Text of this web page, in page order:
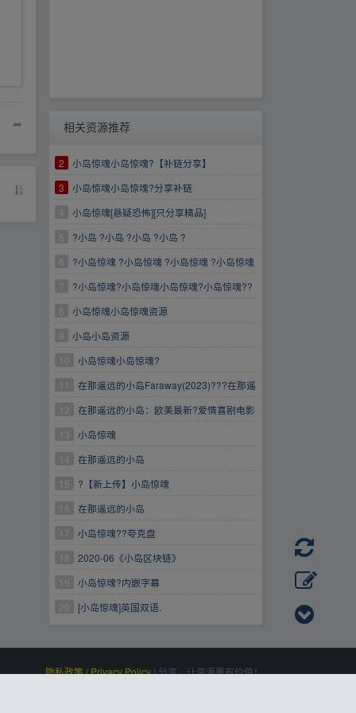
➦ 相关资源推荐
2
小岛惊魂小岛惊魂?【补链分享】
3
小岛惊魂小岛惊魂?分享补链
4
小岛惊魂[悬疑恐怖][只分享精品]
5
?小岛 ?小岛 ?小岛 ?小岛 ?
6
?小岛惊魂 ?小岛惊魂 ?小岛惊魂 ?小岛惊魂
7
?小岛惊魂?小岛惊魂小岛惊魂?小岛惊魂??
8
小岛惊魂小岛惊魂资源
9
小岛小岛资源
10
小岛惊魂小岛惊魂?
11
在那遥远的小岛Faraway(2023)???在那遥
远的小岛Faraway(2023)???在那遥远的小岛
Faraway(2023)???
12
在那遥远的小岛：欧美最新?爱情喜剧电影
【在那遥远的小岛】Faraway2023
13
小岛惊魂
14
在那遥远的小岛
15
?【新上传】小岛惊魂
16
在那遥远的小岛
17
小岛惊魂??夸克盘
18
2020-06《小岛区块链》
19
小岛惊魂?内嵌字幕
20
[小岛惊魂]英国双语.
隐私政策 / Privacy Policy|分享，让资源更有价值！